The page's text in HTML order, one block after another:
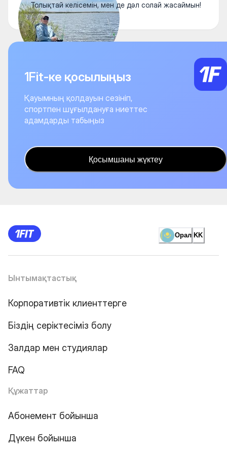
Толықтай келісемін, мен де дәл солай жасаймын!
1Fit-ке қосылыңыз
Қауымның қолдауын сезініп,
спортпен шұғылдануға ниеттес
адамдарды табыңыз
Қосымшаны жүктеу
Орал KK
Ынтымақтастық
Корпоративтік клиенттерге
Біздің серіктесіміз болу
Залдар мен студиялар
FAQ
Құжаттар
Абонемент бойынша
Дүкен бойынша